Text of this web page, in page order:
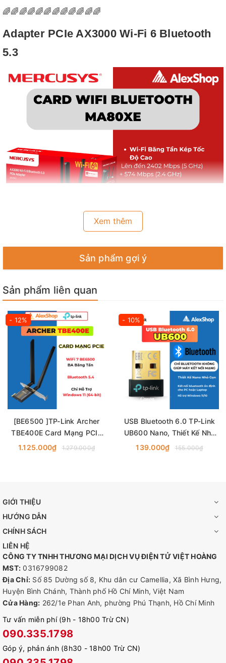
🌈🌈🌈🌈🌈🌈🌈🌈🌈🌈🌈🌈
Adapter PCIe AX3000 Wi-Fi 6 Bluetooth
5.3
Xem thêm
Sản phẩm gợi ý
Sản phẩm liên quan
- 12%
[BE6500 ]TP-Link Archer
TBE400E Card Mạng PCIe
Wi-Fi 7, Bluetooth 5.4
1.125.000₫ 1.279.000₫
- 10%
USB Bluetooth 6.0 TP-Link
UB600 Nano, Thiết Kế Nhỏ
Gọn, Dùng Windown
139.000₫ 155.000₫
GIỚI THIỆU
HƯỚNG DẪN
CHÍNH SÁCH
LIÊN HỆ
CÔNG TY TNHH THƯƠNG MẠI DỊCH VỤ ĐIỆN TỬ VIỆT HOÀNG
MST: 0316799082
Địa Chỉ: Số 85 Dường số 8, Khu dân cư Camellia, Xã Bình Hưng,
Huyện Bình Chánh, Thành phố Hồ Chí Minh, Việt Nam
Cửa Hàng: 262/1e Phan Anh, phường Phú Thạnh, Hồ Chí Minh
Tư vấn miễn phí (9h - 18h00 Trừ CN)
090.335.1798
Góp ý, phản ánh (8h30 - 18h00 Trừ CN)